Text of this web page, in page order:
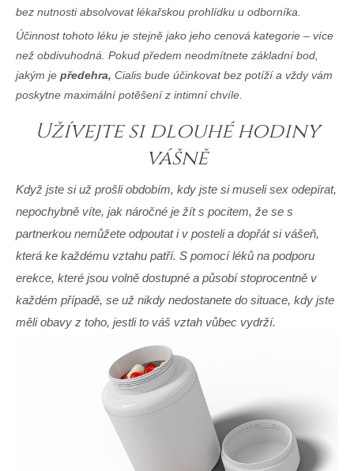
bez nutnosti absolvovat lékařskou prohlídku u odborníka.
Účinnost tohoto léku je stejně jako jeho cenová kategorie – více
než obdivuhodná. Pokud předem neodmítnete základní bod,
jakým je předehra, Cialis bude účinkovat bez potíží a vždy vám
poskytne maximální potěšení z intimní chvíle.
Užívejte si dlouhé hodiny
vášně
Když jste si už prošli obdobím, kdy jste si museli sex odepírat,
nepochybně víte, jak náročné je žít s pocitem, že se s
partnerkou nemůžete odpoutat i v posteli a dopřát si vášeň,
která ke každému vztahu patří. S pomocí léků na podporu
erekce, které jsou volně dostupné a působí stoprocentně v
každém případě, se už nikdy nedostanete do situace, kdy jste
měli obavy z toho, jestli to váš vztah vůbec vydrží.